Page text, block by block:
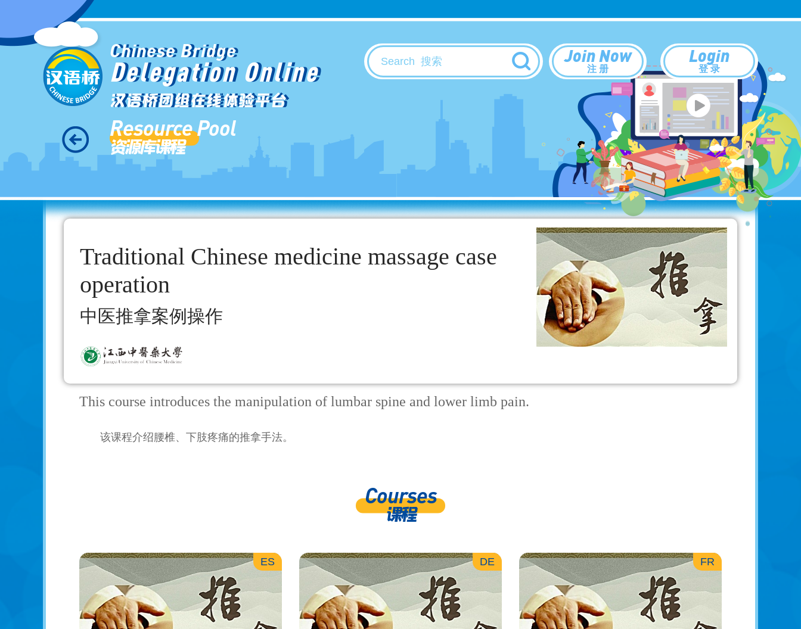
Chinese Bridge
Delegation Online
汉语桥团组在线体验平台
Join Now
注 册
Login
登 录
Resource Pool
资源库课程
Traditional Chinese medicine massage case
operation
中医推拿案例操作
This course introduces the manipulation of lumbar spine and lower limb pain.
该课程介绍腰椎、下肢疼痛的推拿手法。
Courses
课程
ES DE FR